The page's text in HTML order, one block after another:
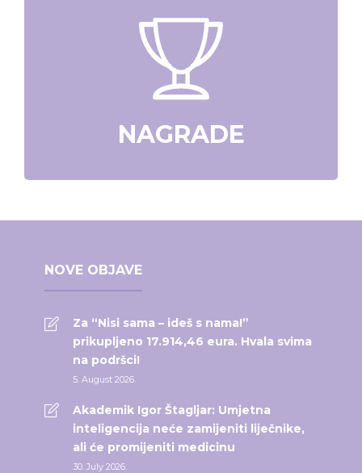
NAGRADE
NOVE OBJAVE
Za “Nisi sama – ideš s nama!”
prikupljeno 17.914,46 eura. Hvala svima
na podršci!
5. August 2026.
Akademik Igor Štagljar: Umjetna
inteligencija neće zamijeniti liječnike,
ali će promijeniti medicinu
30. July 2026.